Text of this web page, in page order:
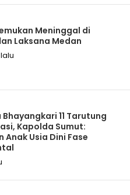
Meninggal di
Laksana Medan
Bhayangkari 11 Tarutung
Kapolda Sumut:
Anak Usia Dini Fase